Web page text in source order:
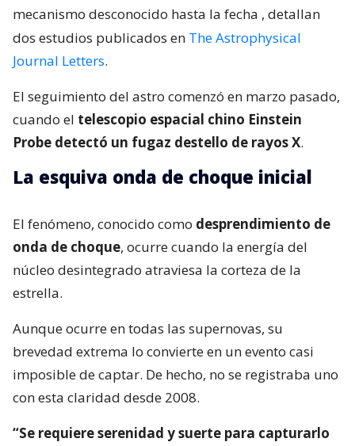
mecanismo desconocido hasta la fecha , detallan
dos estudios publicados en The Astrophysical
Journal Letters.
El seguimiento del astro comenzó en marzo pasado,
cuando el telescopio espacial chino Einstein
Probe detectó un fugaz destello de rayos X.
La esquiva onda de choque inicial
El fenómeno, conocido como desprendimiento de
onda de choque, ocurre cuando la energía del
núcleo desintegrado atraviesa la corteza de la
estrella.
Aunque ocurre en todas las supernovas, su
brevedad extrema lo convierte en un evento casi
imposible de captar. De hecho, no se registraba uno
con esta claridad desde 2008.
“Se requiere serenidad y suerte para capturarlo